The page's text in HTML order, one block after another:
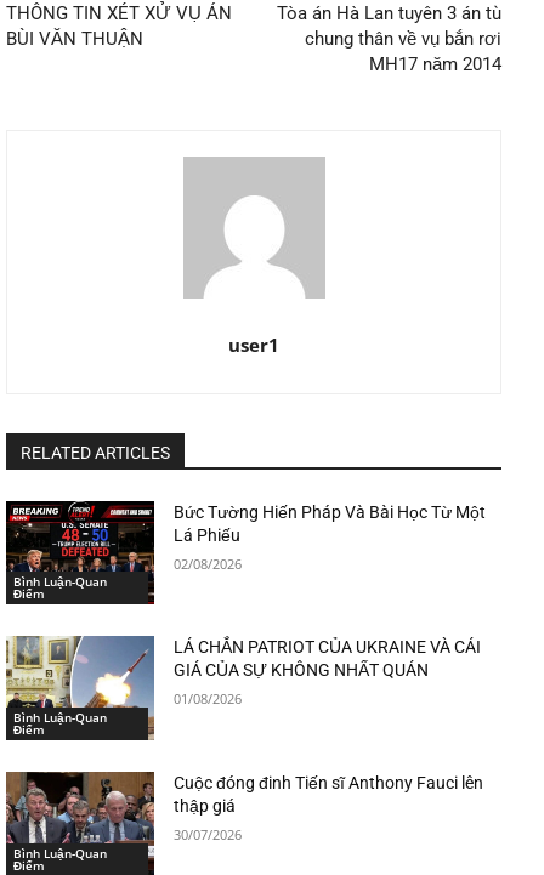
THÔNG TIN XÉT XỬ VỤ ÁN
BÙI VĂN THUẬN
Tòa án Hà Lan tuyên 3 án tù
chung thân về vụ bắn rơi
MH17 năm 2014
user1
RELATED ARTICLES
Bình Luận-Quan
Điểm
Bức Tường Hiến Pháp Và Bài Học Từ Một
Lá Phiếu
02/08/2026
Bình Luận-Quan
Điểm
LÁ CHẮN PATRIOT CỦA UKRAINE VÀ CÁI
GIÁ CỦA SỰ KHÔNG NHẤT QUÁN
01/08/2026
Bình Luận-Quan
Điểm
Cuộc đóng đinh Tiến sĩ Anthony Fauci lên
thập giá
30/07/2026